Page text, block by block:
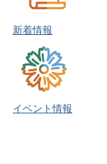
新着情報
イベント情報